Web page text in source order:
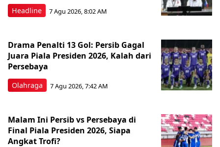
Headline 7 Agu 2026, 8:02 AM
Olahraga
Drama Penalti 13 Gol: Persib Gagal
Juara Piala Presiden 2026, Kalah dari
Persebaya
7 Agu 2026, 7:42 AM
Malam Ini Persib vs Persebaya di
Final Piala Presiden 2026, Siapa
Angkat Trofi?